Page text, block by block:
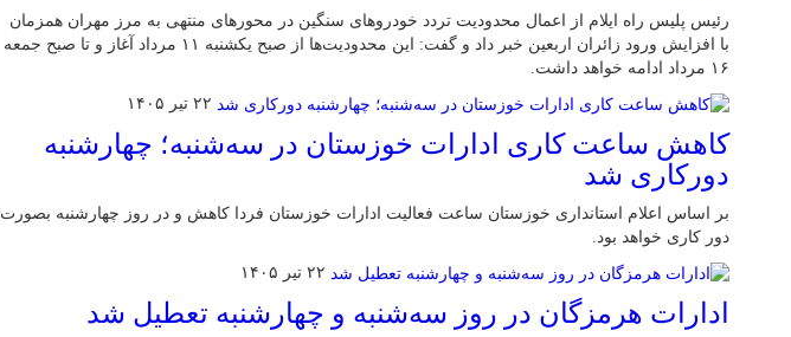
رئیس پلیس راه ایلام از اعمال محدودیت تردد خودروهای سنگین در محورهای منتهی به مرز مهران همزمان
با افزایش ورود زائران اربعین خبر داد و گفت: این محدودیت‌ها از صبح یکشنبه ۱۱ مرداد آغاز و تا صبح جمعه
۱۶ مرداد ادامه خواهد داشت.
۲۲ تیر ۱۴۰۵
کاهش ساعت کاری ادارات خوزستان در سه‌شنبه؛ چهارشنبه
دورکاری شد
بر اساس اعلام استانداری خوزستان ساعت فعالیت ادارات خوزستان فردا کاهش و در روز چهارشنبه بصورت
دور کاری خواهد بود.
۲۲ تیر ۱۴۰۵
ادارات هرمزگان در روز سه‌شنبه و چهارشنبه تعطیل شد